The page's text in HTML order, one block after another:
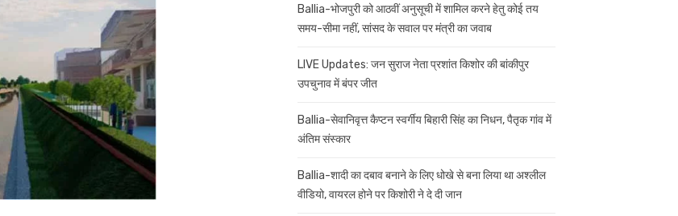
Ballia-भोजपुरी को आठवीं अनुसूची में शामिल करने हेतु कोई तय
समय-सीमा नहीं, सांसद के सवाल पर मंत्री का जवाब
LIVE Updates: जन सुराज नेता प्रशांत किशोर की बांकीपुर
उपचुनाव में बंपर जीत
Ballia-सेवानिवृत्त कैप्टन स्वर्गीय बिहारी सिंह का निधन, पैतृक गांव में
अंतिम संस्कार
Ballia-शादी का दबाव बनाने के लिए धोखे से बना लिया था अश्लील
वीडियो, वायरल होने पर किशोरी ने दे दी जान